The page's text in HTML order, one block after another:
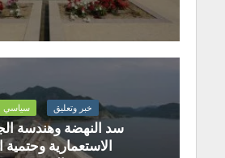
خبر وتعليق سياسي
سد النهضة وهندسة
الاستعمارية